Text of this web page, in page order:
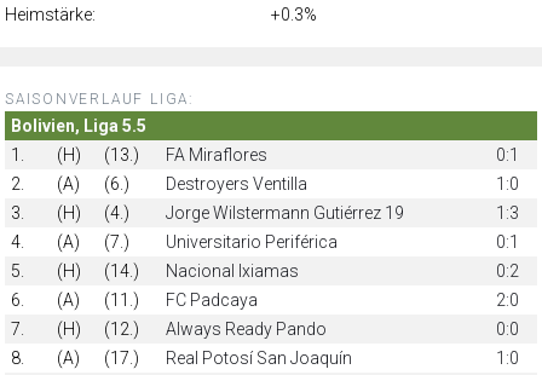
Heimstärke:
+0.3%
SAISONVERLAUF LIGA:
Bolivien, Liga 5.5
1.
(H) (13.) FA Miraflores
0:1
2.
(A) (6.) Destroyers Ventilla
1:0
3.
(H) (4.) Jorge Wilstermann Gutiérrez 19
1:3
4.
(A) (7.) Universitario Periférica
0:1
5.
(H) (14.) Nacional Ixiamas
0:2
6.
(A) (11.) FC Padcaya
2:0
7.
(H) (12.) Always Ready Pando
0:0
8.
(A) (17.) Real Potosí San Joaquín
1:0